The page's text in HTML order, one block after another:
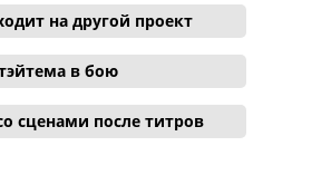
на другой проект
в бою
сценами после титров